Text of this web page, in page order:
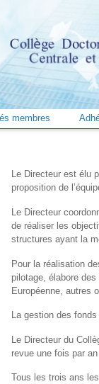
membres
Le Directeur est élu
proposition de
Le Directeur
de réaliser les
structures ayant la
Pour la réalisation
pilotage, élabore
Européenne, autres
La gestion des
Le Directeur du
revue une fois par
Tous les trois ans